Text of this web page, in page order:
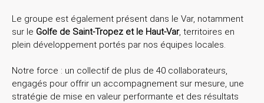
Le groupe est également présent dans le Var, notamment
sur le Golfe de Saint-Tropez et le Haut-Var, territoires en
plein développement portés par nos équipes locales.
Notre force : un collectif de plus de 40 collaborateurs,
engagés pour offrir un accompagnement sur mesure, une
stratégie de mise en valeur performante et des résultats